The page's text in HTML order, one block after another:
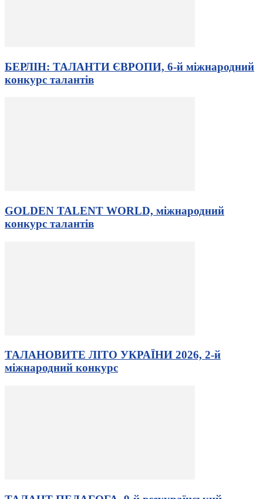
БЕРЛІН: ТАЛАНТИ ЄВРОПИ, 6-й міжнародний
конкурс талантів
GOLDEN TALENT WORLD, міжнародний
конкурс талантів
ТАЛАНОВИТЕ ЛІТО УКРАЇНИ 2026, 2-й
міжнародний конкурс